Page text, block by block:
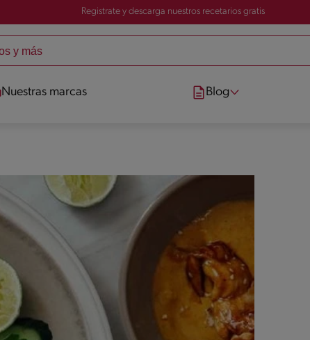
Registrate y descarga nuestros recetarios gratis
Nuestras marcas Blog